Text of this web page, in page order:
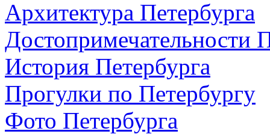
Архитектура Петербурга
Достопримечательности
История Петербурга
Прогулки по Петербургу
Фото Петербурга